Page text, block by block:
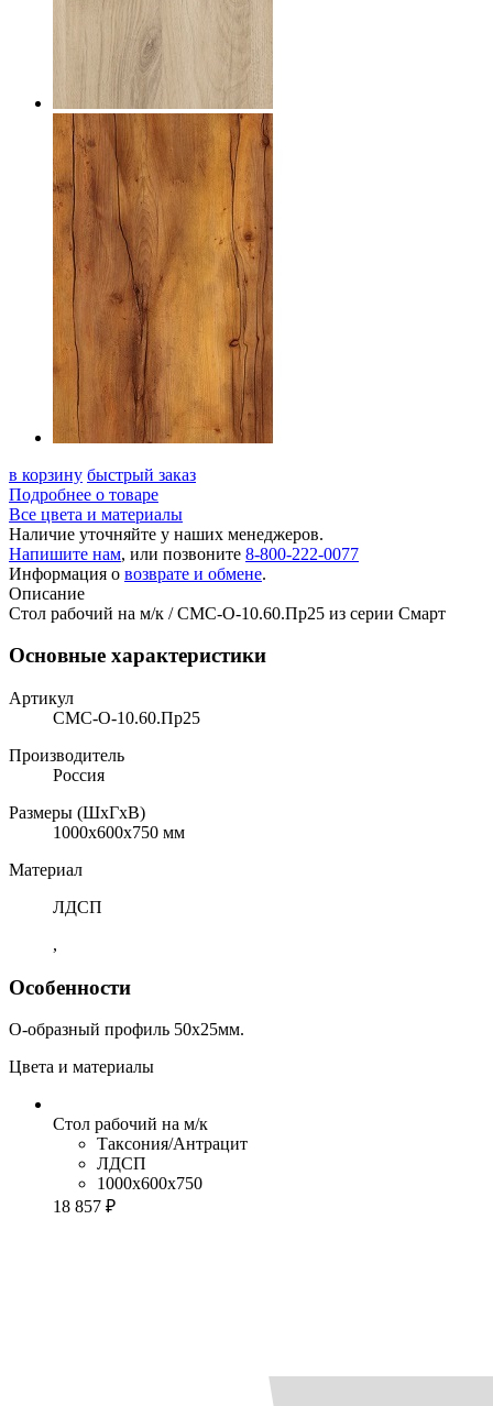
в корзину быстрый заказ
Подробнее о товаре
Все цвета и материалы
Наличие уточняйте у наших менеджеров.
Напишите нам, или позвоните 8-800-222-0077
Информация о возврате и обмене.
Описание
Стол рабочий на м/к / СMС-О-10.60.Пр25 из серии Смарт
Основные характеристики
Артикул
СMС-О-10.60.Пр25
Производитель
Россия
Размеры (ШхГхВ)
1000x600x750 мм
Материал
ЛДСП
,
Особенности
О-образный профиль 50х25мм.
Цвета и материалы
Стол рабочий на м/к
Таксония/Антрацит
ЛДСП
1000x600x750
18 857 ₽